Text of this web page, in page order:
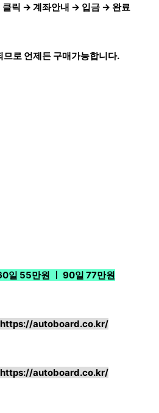
클릭 → 계좌안내 → 입금 → 완료
로 언제든 구매가능합니다.
일 55만원 ㅣ 90일 77만원
https://autoboard.co.kr/
https://autoboard.co.kr/